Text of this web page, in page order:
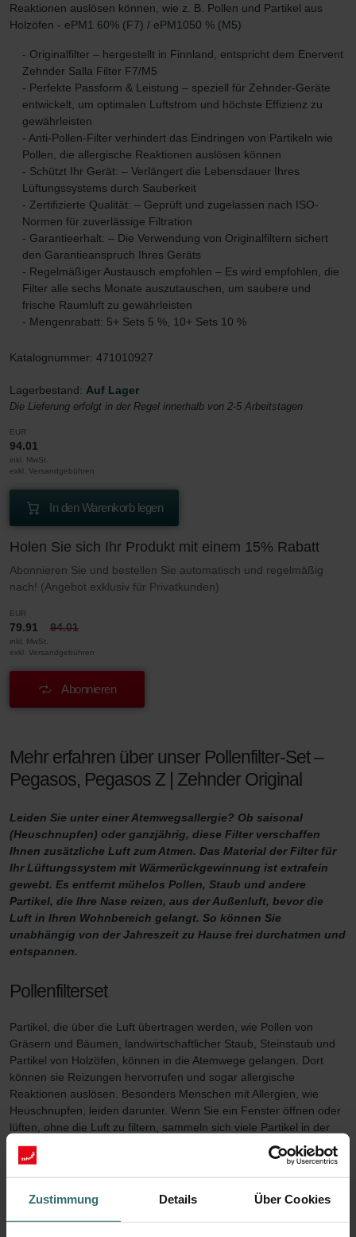
Zustimmung Details Über Cookies
Reaktionen auslösen können, wie z. B. Pollen und Partikel aus
Holzöfen - ePM1 60% (F7) / ePM1050 % (M5)
- Originalfilter – hergestellt in Finnland, entspricht dem Enervent
Zehnder Salla Filter F7/M5
- Perfekte Passform & Leistung – speziell für Zehnder-Geräte
entwickelt, um optimalen Luftstrom und höchste Effizienz zu
gewährleisten
- Anti-Pollen-Filter verhindert das Eindringen von Partikeln wie
Pollen, die allergische Reaktionen auslösen können
- Schützt Ihr Gerät: – Verlängert die Lebensdauer Ihres
Lüftungssystems durch Sauberkeit
- Zertifizierte Qualität: – Geprüft und zugelassen nach ISO-
Normen für zuverlässige Filtration
- Garantieerhalt: – Die Verwendung von Originalfiltern sichert
den Garantieanspruch Ihres Geräts
- Regelmäßiger Austausch empfohlen – Es wird empfohlen, die
Filter alle sechs Monate auszutauschen, um saubere und
frische Raumluft zu gewährleisten
- Mengenrabatt: 5+ Sets 5 %, 10+ Sets 10 %
Katalognummer: 471010927
Lagerbestand: Auf Lager
Die Lieferung erfolgt in der Regel innerhalb von 2-5 Arbeitstagen
EUR
94.01
inkl. MwSt.
exkl. Versandgebühren
In den Warenkorb legen
Holen Sie sich Ihr Produkt mit einem 15% Rabatt
Abonnieren Sie und bestellen Sie automatisch und regelmäßig
nach! (Angebot exklusiv für Privatkunden)
EUR
79.91 94.01
inkl. MwSt.
exkl. Versandgebühren
Abonnieren
Mehr erfahren über unser Pollenfilter-Set –
Pegasos, Pegasos Z | Zehnder Original
Leiden Sie unter einer Atemwegsallergie? Ob saisonal
(Heuschnupfen) oder ganzjährig, diese Filter verschaffen
Ihnen zusätzliche Luft zum Atmen. Das Material der Filter für
Ihr Lüftungssystem mit Wärmerückgewinnung ist extrafein
gewebt. Es entfernt mühelos Pollen, Staub und andere
Partikel, die Ihre Nase reizen, aus der Außenluft, bevor die
Luft in Ihren Wohnbereich gelangt. So können Sie
unabhängig von der Jahreszeit zu Hause frei durchatmen und
entspannen.
Pollenfilterset
Partikel, die über die Luft übertragen werden, wie Pollen von
Gräsern und Bäumen, landwirtschaftlicher Staub, Steinstaub und
Partikel von Holzöfen, können in die Atemwege gelangen. Dort
können sie Reizungen hervorrufen und sogar allergische
Reaktionen auslösen. Besonders Menschen mit Allergien, wie
Heuschnupfen, leiden darunter. Wenn Sie ein Fenster öffnen oder
lüften, ohne die Luft zu filtern, sammeln sich viele Partikel in der
Raumluft. Dies macht es Allergikern schwer, sich zu entspannen.
Um dieses Problem zu lösen, filtert der Pollenfilter aus diesem
Filterset diese Partikel aus der frischen Außenluft, bevor sie Ihre
Wohnbereiche erreichen. Dies führt zu einer besseren